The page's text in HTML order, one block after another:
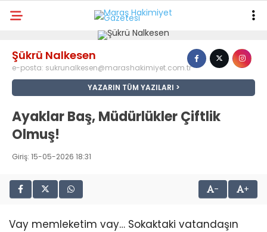
KAHRAMANMARAŞ
GALERİ VİDEO YAZARLAR
ANA SAYFA
KAHRAMANMARAŞ
GÜNDEM
POLITIKA
Şükrü Nalkesen
e-posta: sukrunalkesen@marashakimiyet.com.tr
YAZARIN TÜM YAZILARI
Ayaklar Baş, Müdürlükler Çiftlik
Olmuş!
Giriş: 15-05-2026 18:31
- +
Vay memleketim vay… Sokaktaki vatandaşın